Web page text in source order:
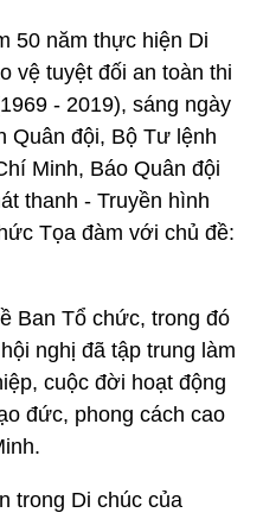
50 năm thực hiện Di
vệ tuyệt đối an toàn thi
- 2019), sáng ngày
Quân đội, Bộ Tư lệnh
Minh, Báo Quân đội
thanh - Truyền hình
Tọa đàm với chủ đề:
Ban Tổ chức, trong đó
nghị đã tập trung làm
cuộc đời hoạt động
đức, phong cách cao
trong Di chúc của